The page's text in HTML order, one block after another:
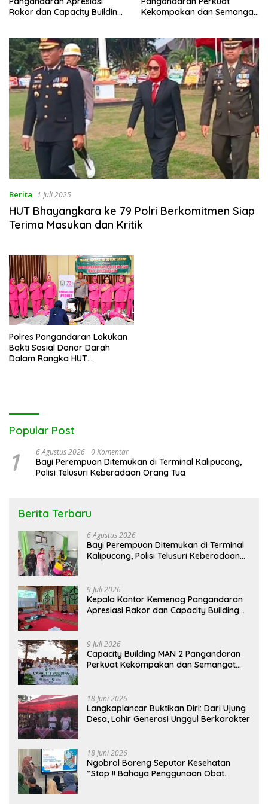
Rakor dan Capacity Building
Antar Lini
Kekompakan dan Semangat
Berita 1 Juli 2025
HUT Bhayangkara ke 79 Polri Berkomitmen Siap
Terima Masukan dan Kritik
Polres Pangandaran Lakukan
Bakti Sosial Donor Darah
Dalam Rangka HUT
Popular Post
1 6 Agustus 2026 0 Komentar
Bayi Perempuan Ditemukan di Terminal Kalipucang,
Polisi Telusuri Keberadaan Orang Tua
Berita Terbaru
6 Agustus 2026
Bayi Perempuan Ditemukan di Terminal
Kalipucang, Polisi Telusuri Keberadaan
9 Juli 2026
Kepala Kantor Kemenag Pangandaran
Apresiasi Rakor dan Capacity Building
9 Juli 2026
Capacity Building MAN 2 Pangandaran
Perkuat Kekompakan dan Semangat
18 Juni 2026
Langkaplancar Buktikan Diri: Dari Ujung
Desa, Lahir Generasi Unggul Berkarakter
18 Juni 2026
Ngobrol Bareng Seputar Kesehatan
“Stop !! Bahaya Penggunaan Obat